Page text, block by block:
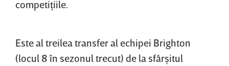
competiţiile.
Este al treilea transfer al echipei Brighton
(locul 8 în sezonul trecut) de la sfârşitul